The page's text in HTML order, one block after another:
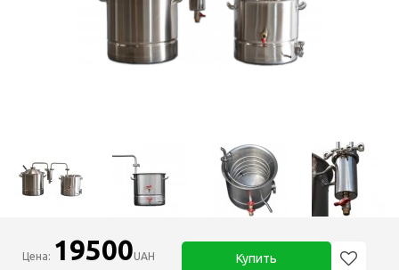
Цена: 19500UAH Купить